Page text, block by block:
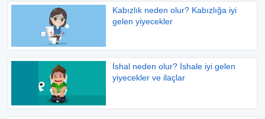
Kabızlık neden olur? Kabızlığa iyi
gelen yiyecekler
İshal neden olur? İshale iyi gelen
yiyecekler ve ilaçlar